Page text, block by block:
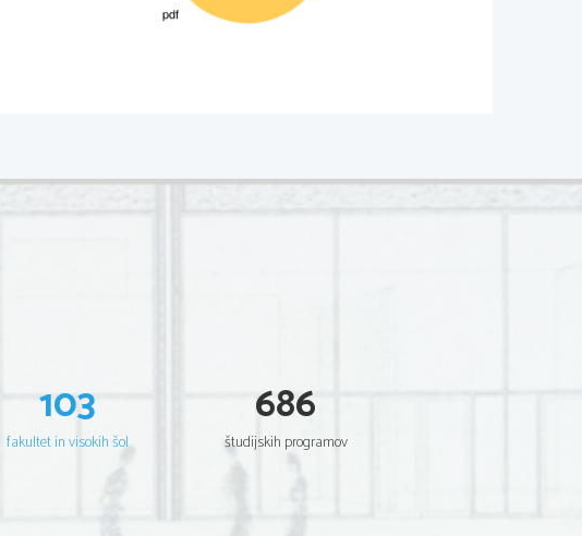
103
fakultet in visokih šol
686
študijskih programov